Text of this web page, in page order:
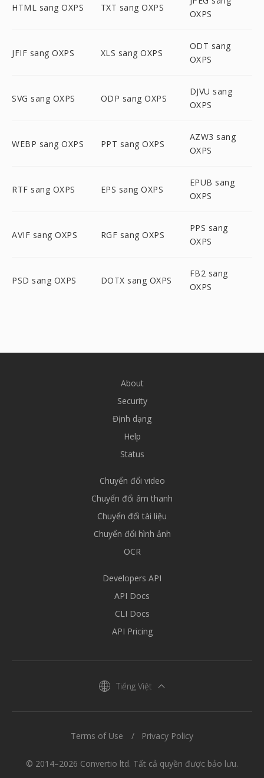
HTML sang OXPS TXT sang OXPS
OXPS
JFIF sang OXPS XLS sang OXPS
ODT sang
OXPS
SVG sang OXPS ODP sang OXPS
DJVU sang
OXPS
WEBP sang OXPS PPT sang OXPS
AZW3 sang
OXPS
RTF sang OXPS EPS sang OXPS
EPUB sang
OXPS
AVIF sang OXPS RGF sang OXPS
PPS sang
OXPS
PSD sang OXPS DOTX sang OXPS
FB2 sang
OXPS
About
Security
Định dạng
Help
Status
Chuyển đổi video
Chuyển đổi âm thanh
Chuyển đổi tài liệu
Chuyển đổi hình ảnh
OCR
Developers API
API Docs
CLI Docs
API Pricing
Tiếng Việt
© 2014–2026 Convertio ltd. Tất cả quyền được bảo lưu.
Terms of Use Privacy Policy